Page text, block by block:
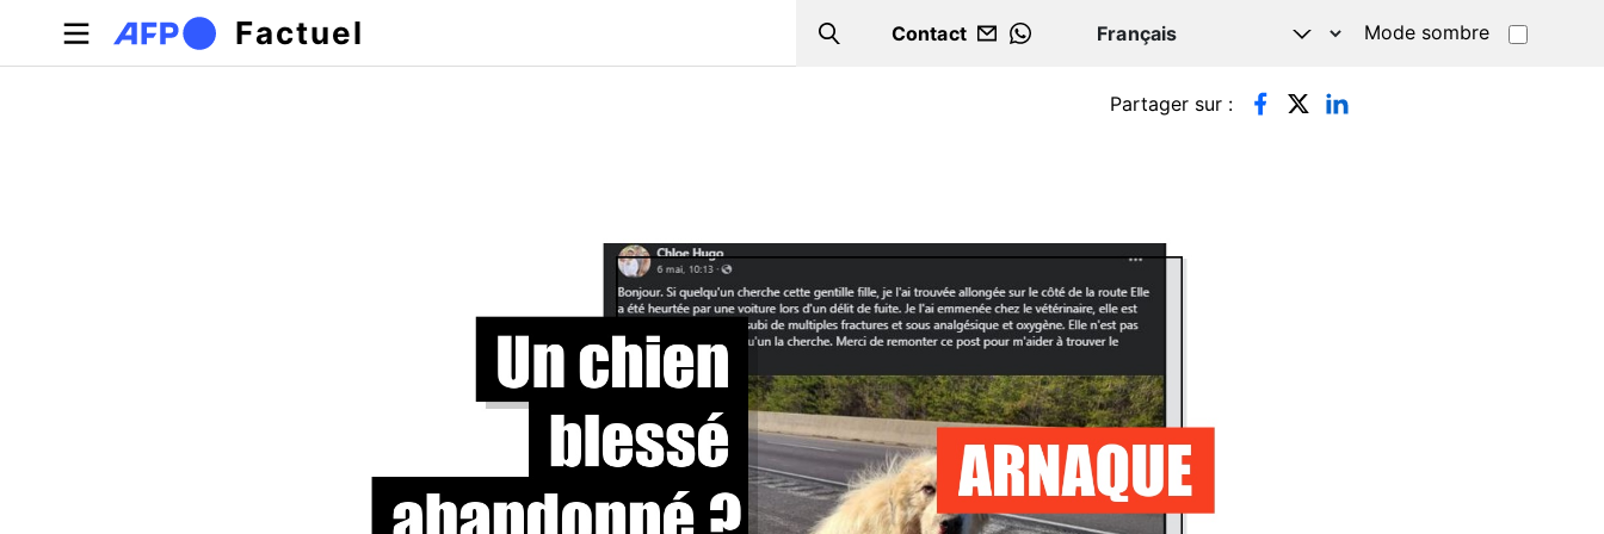
Aller au contenu principal
Factuel Search
Contact
WHATSAPP
Mode sombre
Onglets principaux Partager sur :